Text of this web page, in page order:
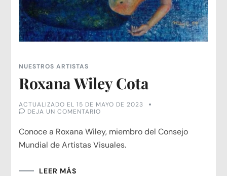
NUESTROS ARTISTAS
Roxana Wiley Cota
ACTUALIZADO EL15 DE MAYO DE 2023
DEJA UN COMENTARIO
COTA
Conoce a Roxana Wiley, miembro del Consejo
Mundial de Artistas Visuales.
LEER MÁS